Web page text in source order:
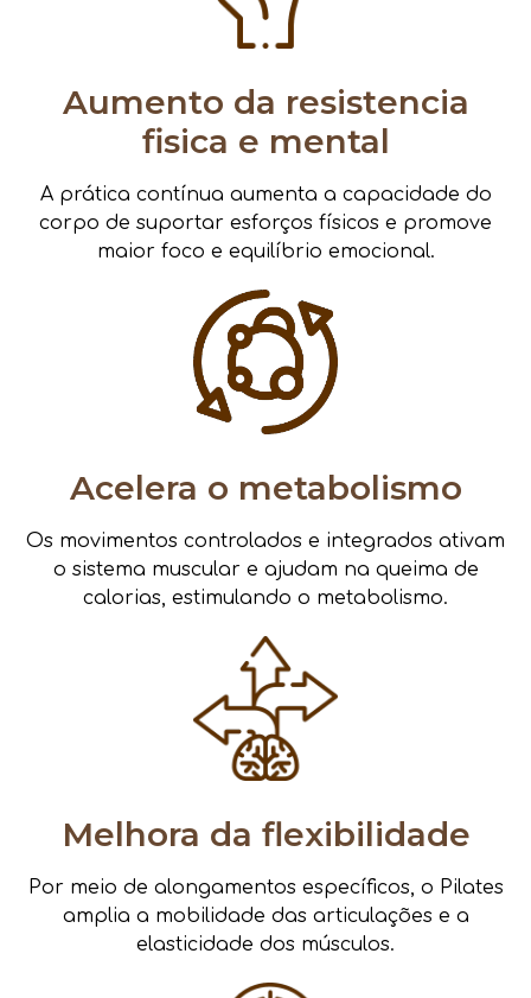
Aumento da resistencia
fisica e mental
A prática contínua aumenta a capacidade do
corpo de suportar esforços físicos e promove
maior foco e equilíbrio emocional.
Acelera o metabolismo
Os movimentos controlados e integrados ativam
o sistema muscular e ajudam na queima de
calorias, estimulando o metabolismo.
Melhora da flexibilidade
Por meio de alongamentos específicos, o Pilates
amplia a mobilidade das articulações e a
elasticidade dos músculos.